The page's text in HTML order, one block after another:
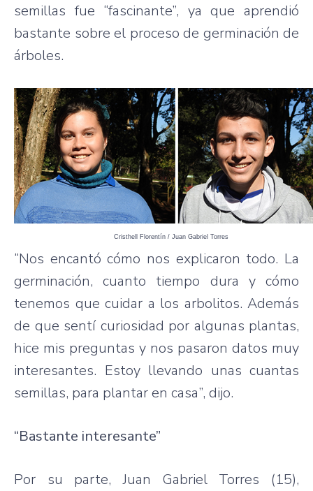
semillas fue “fascinante”, ya que aprendió
bastante sobre el proceso de germinación de
árboles.
Cristhell Florentín / Juan Gabriel Torres
“Nos encantó cómo nos explicaron todo. La
germinación, cuanto tiempo dura y cómo
tenemos que cuidar a los arbolitos. Además
de que sentí curiosidad por algunas plantas,
hice mis preguntas y nos pasaron datos muy
interesantes. Estoy llevando unas cuantas
semillas, para plantar en casa”, dijo.
“Bastante interesante”
Por su parte, Juan Gabriel Torres (15),